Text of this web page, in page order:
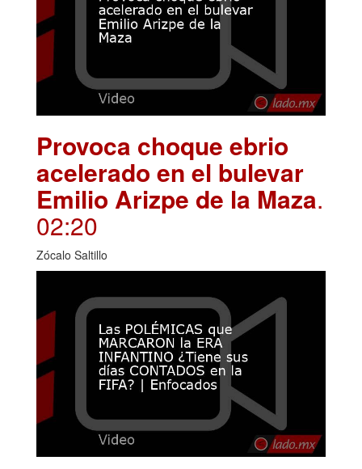
Provoca choque ebrio
acelerado en el bulevar
Emilio Arizpe de la Maza.
02:20
Zócalo Saltillo